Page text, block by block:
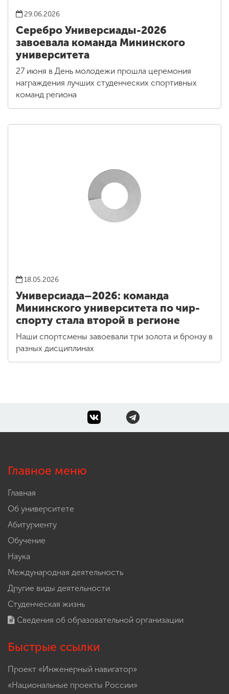
29.06.2026
Серебро Универсиады-2026
завоевала команда Мининского
университета
27 июня в День молодежи прошла церемония
награждения лучших студенческих спортивных
команд региона
18.05.2026
Универсиада–2026: команда
Мининского университета по чир-
спорту стала второй в регионе
Наши спортсмены завоевали три золота и бронзу в
разных дисциплинах
Главное меню
Главная
Об университете
Абитуриенту
Обучение
Наука
Международная деятельность
Другие виды деятельности
Студенческая жизнь
Сведения об образовательной организации
Быстрые ссылки
Проект «Инженерный навигатор»
«Национальные проекты России»